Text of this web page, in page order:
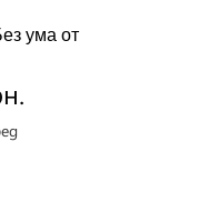
ума от